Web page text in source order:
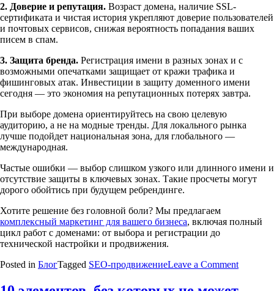
2. Доверие и репутация. Возраст домена, наличие SSL-
сертификата и чистая история укрепляют доверие пользователей
и почтовых сервисов, снижая вероятность попадания ваших
писем в спам.
3. Защита бренда. Регистрация имени в разных зонах и с
возможными опечатками защищает от кражи трафика и
фишинговых атак. Инвестиции в защиту доменного имени
сегодня — это экономия на репутационных потерях завтра.
При выборе домена ориентируйтесь на свою целевую
аудиторию, а не на модные тренды. Для локального рынка
лучше подойдет национальная зона, для глобального —
международная.
Частые ошибки — выбор слишком узкого или длинного имени и
отсутствие защиты в ключевых зонах. Такие просчеты могут
дорого обойтись при будущем ребрендинге.
Хотите решение без головной боли? Мы предлагаем
комплексный маркетинг для вашего бизнеса, включая полный
цикл работ с доменами: от выбора и регистрации до
технической настройки и продвижения.
Posted in БлогTagged SEO-продвижениеLeave a Commenton